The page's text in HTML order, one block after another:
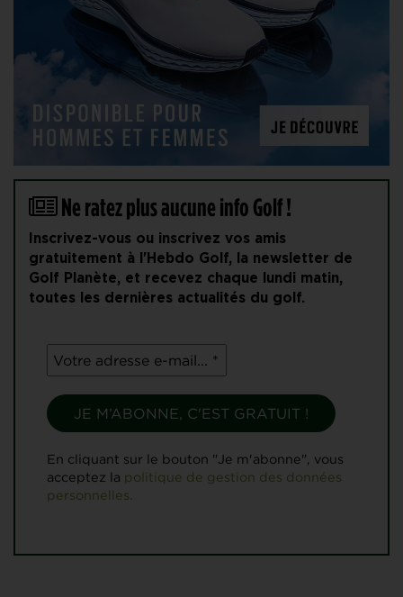
Ne ratez plus aucune info Golf !
Inscrivez-vous ou inscrivez vos amis
gratuitement à l'Hebdo Golf, la newsletter de
Golf Planète, et recevez chaque lundi matin,
toutes les dernières actualités du golf.
En cliquant sur le bouton "Je m'abonne", vous
acceptez la politique de gestion des données
personnelles.